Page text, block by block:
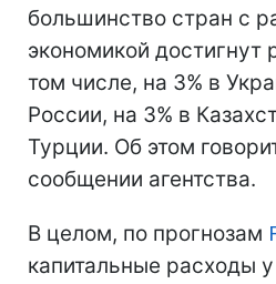
большинство стран с
экономикой достигнут
том числе, на 3% в
России, на 3% в
Турции. Об этом
сообщении агентства.
В целом, по прогнозам
капитальные расходы